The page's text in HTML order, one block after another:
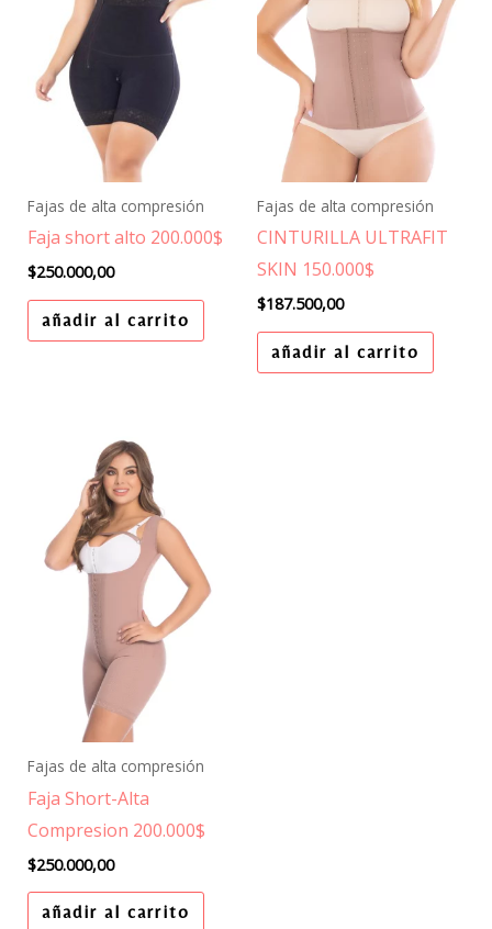
Fajas de alta compresión
Faja short alto 200.000$
$250.000,00
añadir al carrito
Fajas de alta compresión
CINTURILLA ULTRAFIT
SKIN 150.000$
$187.500,00
añadir al carrito
Fajas de alta compresión
Faja Short-Alta
Compresion 200.000$
$250.000,00
añadir al carrito